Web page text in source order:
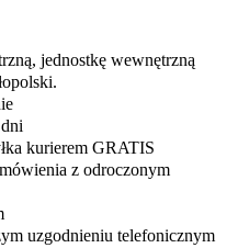
jednostkę wewnętrzną
kurierem GRATIS
z odroczonym
uzgodnieniu telefonicznym